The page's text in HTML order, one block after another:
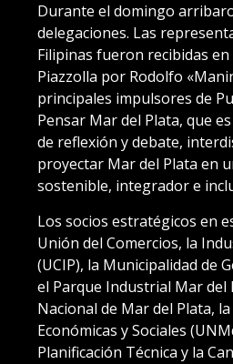
Durante el domingo
delegaciones. Las
Filipinas fueron recibidas
Piazzolla por Rodolfo
principales impulsores de
Pensar Mar del Plata, que
de reflexión y debate,
proyectar Mar del Plata en
sostenible, integrador e
Los socios estratégicos en
Unión del Comercios, la
(UCIP), la Municipalidad de
el Parque Industrial Mar del
Nacional de Mar del Plata,
Económicas y Sociales
Planificación Técnica y la